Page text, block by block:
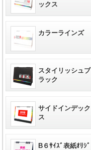
ックス
カラーラインズ
スタイリッシュブ
ラック
サイドインデック
ス
B６ｻｲｽﾞ表紙ｵﾘｼﾞ